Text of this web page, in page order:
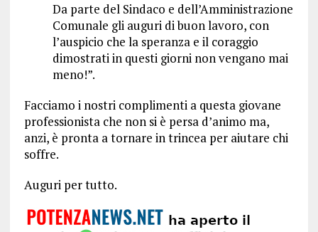
Da parte del Sindaco e dell’Amministrazione
Comunale gli auguri di buon lavoro, con
l’auspicio che la speranza e il coraggio
dimostrati in questi giorni non vengano mai
meno!”.
Facciamo i nostri complimenti a questa giovane
professionista che non si è persa d’animo ma,
anzi, è pronta a tornare in trincea per aiutare chi
soffre.
Auguri per tutto.